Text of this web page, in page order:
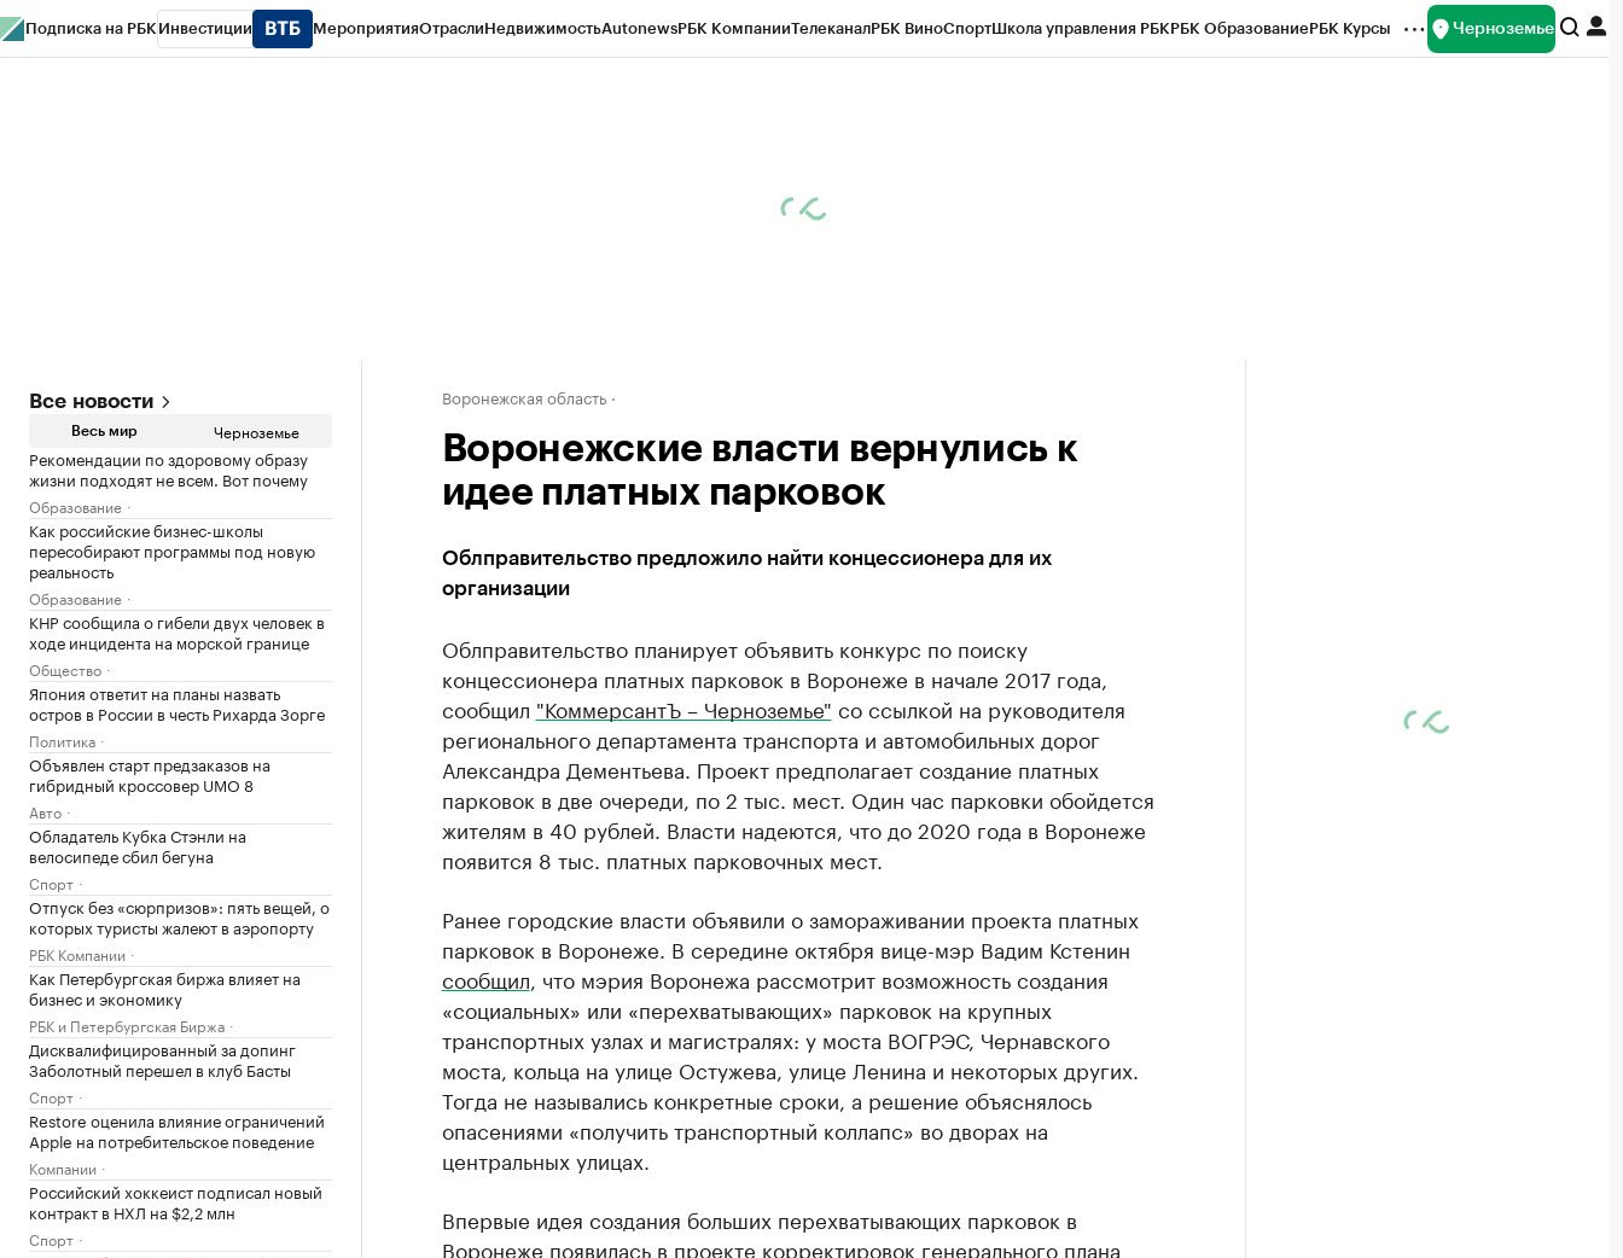
Подписка на РБК Инвестиции МероприятияОтраслиНедвижимостьAutonewsРБК КомпанииТелеканалРБК ВиноСпортШкола управления РБКРБК ОбразованиеРБК Курсы Черноземье
Все новости
Весь мир Черноземье
Рекомендации по здоровому образу
жизни подходят не всем. Вот почему
Образование
Как российские бизнес-школы
пересобирают программы под новую
реальность
Образование
КНР сообщила о гибели двух человек в
ходе инцидента на морской границе
Общество
Япония ответит на планы назвать
остров в России в честь Рихарда Зорге
Политика
Объявлен старт предзаказов на
гибридный кроссовер UMO 8
Авто
Обладатель Кубка Стэнли на
велосипеде сбил бегуна
Спорт
Отпуск без «сюрпризов»: пять вещей, о
которых туристы жалеют в аэропорту
РБК Компании
Как Петербургская биржа влияет на
бизнес и экономику
РБК и Петербургская Биржа
Дисквалифицированный за допинг
Заболотный перешел в клуб Басты
Спорт
Restore оценила влияние ограничений
Apple на потребительское поведение
Компании
Российский хоккеист подписал новый
контракт в НХЛ на $2,2 млн
Спорт
Воронежская область
Воронежские власти вернулись к
идее платных парковок
Облправительство предложило найти концессионера для их
организации
Облправительство планирует объявить конкурс по поиску
концессионера платных парковок в Воронеже в начале 2017 года,
сообщил "КоммерсантЪ – Черноземье" со ссылкой на руководителя
регионального департамента транспорта и автомобильных дорог
Александра Дементьева. Проект предполагает создание платных
парковок в две очереди, по 2 тыс. мест. Один час парковки обойдется
жителям в 40 рублей. Власти надеются, что до 2020 года в Воронеже
появится 8 тыс. платных парковочных мест.
Ранее городские власти объявили о замораживании проекта платных
парковок в Воронеже. В середине октября вице-мэр Вадим Кстенин
сообщил , что мэрия Воронежа рассмотрит возможность создания
«социальных» или «перехватывающих» парковок на крупных
транспортных узлах и магистралях: у моста ВОГРЭС, Чернавского
моста, кольца на улице Остужева, улице Ленина и некоторых других.
Тогда не назывались конкретные сроки, а решение объяснялось
опасениями «получить транспортный коллапс» во дворах на
центральных улицах.
Впервые идея создания больших перехватывающих парковок в
Воронеже появилась в проекте корректировок генерального плана